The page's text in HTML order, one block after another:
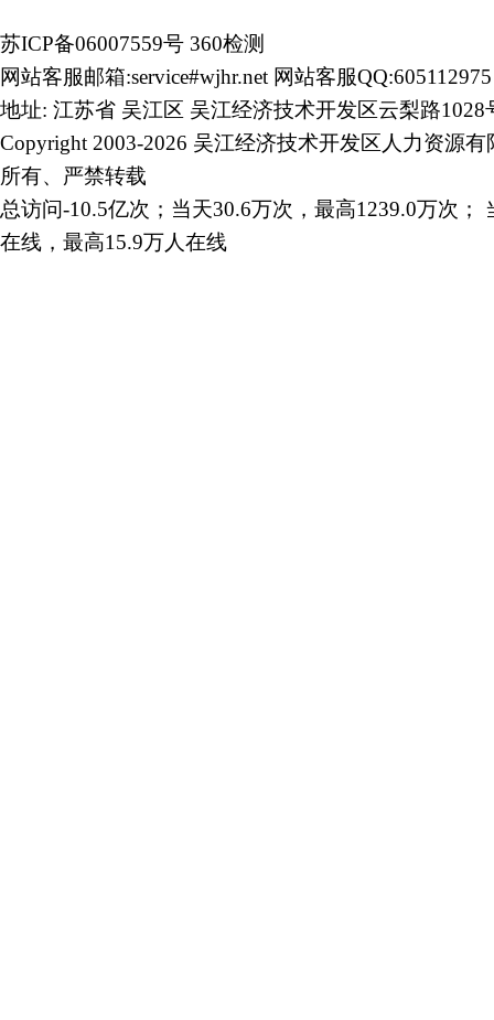
苏ICP备06007559号 360检测
网站客服邮箱:service#wjhr.net 网站客服QQ:605112975
地址: 江苏省 吴江区 吴江经济技术开发区云梨路1028
Copyright 2003-2026 吴江经济技术开发区人力资源有
所有、严禁转载
总访问-10.5亿次；当天30.6万次，最高1239.0万次；
在线，最高15.9万人在线